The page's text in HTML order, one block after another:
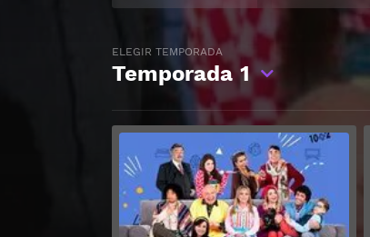
ELEGIR TEMPORADA
Temporada 1